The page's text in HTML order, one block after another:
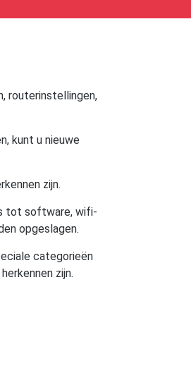
routerinstellingen,
kunt u nieuwe
zijn.
tot software, wifi-
opgeslagen.
categorieën
zijn.